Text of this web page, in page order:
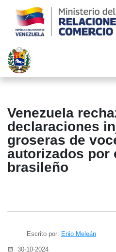
Venezuela
declaraciones
groseras de
autorizados por
brasileño
Escrito por: Enio Meleán
30-10-2024